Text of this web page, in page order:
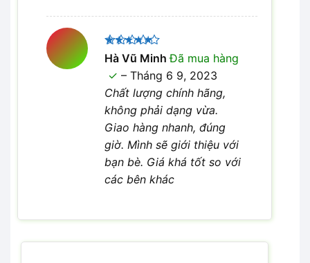
Được xếp
hạng 5
sao
Hà Vũ MinhĐã mua hàng
– Tháng 6 9, 2023
Chất lượng chính hãng,
không phải dạng vừa.
Giao hàng nhanh, đúng
giờ. Mình sẽ giới thiệu với
bạn bè. Giá khá tốt so với
các bên khác